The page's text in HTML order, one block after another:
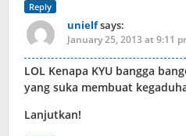
Reply
unielfsays:
January 25, 2013 at 9:11
LOL Kenapa KYU bangga
yang suka membuat
Lanjutkan!